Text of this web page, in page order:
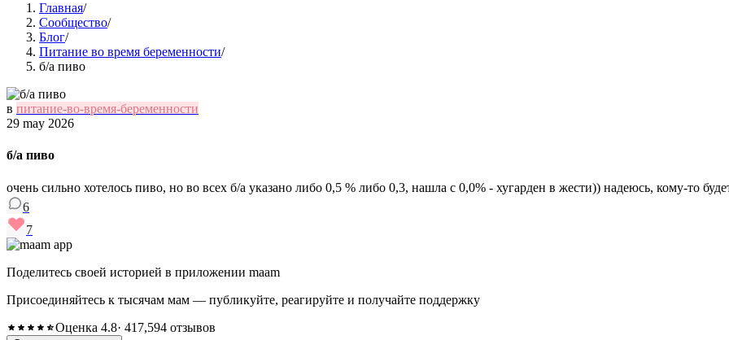
Главная/
Сообщество/
Блог/
Питание во время беременности/
б/а пиво
в питание-во-время-беременности
29 may 2026
б/а пиво
очень сильно хотелось пиво, но во всех б/а указано либо 0,5 % либо 0,3, нашла с 0,0% - хугарден в жести)) надеюсь, кому-то
6
7
Поделитесь своей историей в приложении maam
Присоединяйтесь к тысячам мам — публикуйте, реагируйте и получайте поддержку
Оценка 4.8· 417,594 отзывов